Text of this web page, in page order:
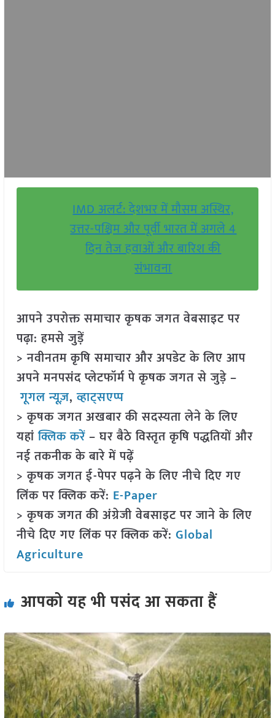
IMD अलर्ट: देशभर में मौसम अस्थिर,
उत्तर-पश्चिम और पूर्वी भारत में अगले 4
दिन तेज हवाओं और बारिश की
संभावना
आपने उपरोक्त समाचार कृषक जगत वेबसाइट पर
पढ़ा: हमसे जुड़ें
> नवीनतम कृषि समाचार और अपडेट के लिए आप
अपने मनपसंद प्लेटफॉर्म पे कृषक जगत से जुड़े –
गूगल न्यूज़,व्हाट्सएप्प
> कृषक जगत अखबार की सदस्यता लेने के लिए
यहांक्लिक करें– घर बैठे विस्तृत कृषि पद्धतियों और
नई तकनीक के बारे में पढ़ें
> कृषक जगत ई-पेपर पढ़ने के लिए नीचे दिए गए
लिंक पर क्लिक करें: E-Paper
> कृषक जगत की अंग्रेजी वेबसाइट पर जाने के लिए
नीचे दिए गए लिंक पर क्लिक करें: Global
Agriculture
आपको यह भी पसंद आ सकता हैं